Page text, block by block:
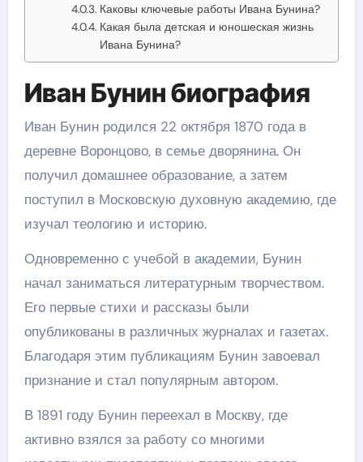
Каковы ключевые работы Ивана Бунина?
Какая была детская и юношеская жизнь
Ивана Бунина?
Иван Бунин биография
Иван Бунин родился 22 октября 1870 года в
деревне Воронцово, в семье дворянина. Он
получил домашнее образование, а затем
поступил в Московскую духовную академию, где
изучал теологию и историю.
Одновременно с учебой в академии, Бунин
начал заниматься литературным творчеством.
Его первые стихи и рассказы были
опубликованы в различных журналах и газетах.
Благодаря этим публикациям Бунин завоевал
признание и стал популярным автором.
В 1891 году Бунин переехал в Москву, где
активно взялся за работу со многими